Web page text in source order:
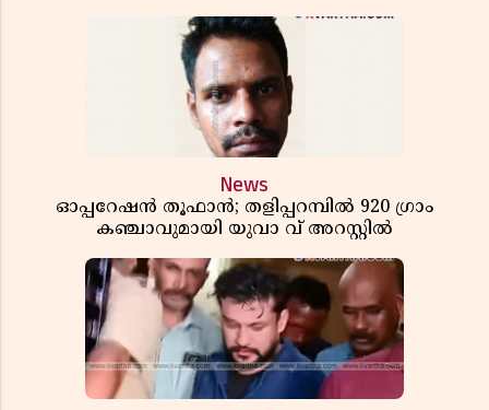
News
ഓപ്പറേഷൻ തൂഫാൻ; തളിപ്പറമ്പിൽ 920 ഗ്രാം
കഞ്ചാവുമായി യുവാ വ് അറസ്റ്റിൽ